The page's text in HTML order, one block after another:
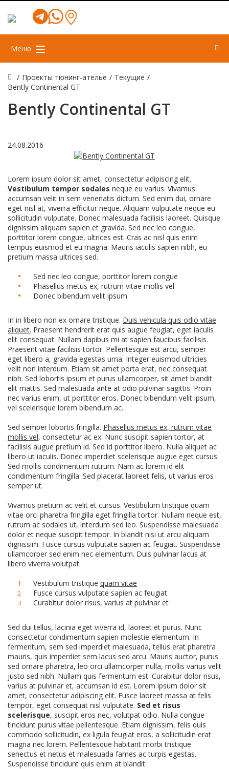
Меню
/ Проекты тюнинг-ателье / Текущие /
Bently Continental GT
Bently Continental GT
24.08.2016
Lorem ipsum dolor sit amet, consectetur adipiscing elit.
Vestibulum tempor sodales neque eu varius. Vivamus
accumsan velit in sem venenatis dictum. Sed enim dui, ornare
eget nisl at, viverra efficitur neque. Aliquam vulputate neque eu
sollicitudin vulputate. Donec malesuada facilisis laoreet. Quisque
dignissim aliquam sapien et gravida. Sed nec leo congue,
porttitor lorem congue, ultrices est. Cras ac nisl quis enim
tempus euismod et eu magna. Mauris iaculis sapien nibh, eu
pretium massa ultrices sed.
Sed nec leo congue, porttitor lorem congue
Phasellus metus ex, rutrum vitae mollis vel
Donec bibendum velit ipsum
In in libero non ex ornare tristique. Duis vehicula quis odio vitae
aliquet. Praesent hendrerit erat quis augue feugiat, eget iaculis
elit consequat. Nullam dapibus mi at sapien faucibus facilisis.
Praesent vitae facilisis tortor. Pellentesque est arcu, semper
eget libero a, gravida egestas urna. Integer euismod ultricies
velit non interdum. Etiam sit amet porta erat, nec consequat
nibh. Sed lobortis ipsum et purus ullamcorper, sit amet blandit
elit mattis. Sed malesuada ante at odio pulvinar sagittis. Proin
nec varius enim, ut porttitor eros. Donec bibendum velit ipsum,
vel scelerisque lorem bibendum ac.
Sed semper lobortis fringilla. Phasellus metus ex, rutrum vitae
mollis vel, consectetur ac ex. Nunc suscipit sapien tortor, at
facilisis augue pretium id. Sed id porttitor libero. Nulla aliquet ac
libero ut iaculis. Donec imperdiet scelerisque augue eget cursus.
Sed mollis condimentum rutrum. Nam ac lorem id elit
condimentum fringilla. Sed placerat laoreet felis, ut varius eros
semper ut.
Vivamus pretium ac velit et cursus. Vestibulum tristique quam
vitae orci pharetra fringilla eget fringilla tortor. Nullam neque est,
rutrum ac sodales ut, interdum sed leo. Suspendisse malesuada
dolor et neque suscipit tempor. In blandit nisi ut arcu aliquam
dignissim. Fusce cursus vulputate sapien ac feugiat. Suspendisse
ullamcorper sed enim nec elementum. Duis pulvinar lacus at
libero viverra volutpat.
Vestibulum tristique quam vitae
Fusce cursus vulputate sapien ac feugiat
Curabitur dolor risus, varius at pulvinar et
Sed dui tellus, lacinia eget viverra id, laoreet et purus. Nunc
consectetur condimentum sapien molestie elementum. In
fermentum, sem sed imperdiet malesuada, tellus erat pharetra
mauris, quis imperdiet sem lacus sed arcu. Mauris auctor, purus
sed ornare pharetra, leo orci ullamcorper nulla, mollis varius velit
justo sed nibh. Nullam quis fermentum est. Curabitur dolor risus,
varius at pulvinar et, accumsan id est. Lorem ipsum dolor sit
amet, consectetur adipiscing elit. Fusce laoreet massa at felis
tempor, eget consequat nisl vulputate. Sed et risus
scelerisque, suscipit eros nec, volutpat odio. Nulla congue
tincidunt purus vitae pellentesque. Etiam dignissim, felis quis
commodo sollicitudin, ex ligula feugiat eros, a sollicitudin erat
magna nec lorem. Pellentesque habitant morbi tristique
senectus et netus et malesuada fames ac turpis egestas.
Suspendisse tincidunt quis enim at blandit.